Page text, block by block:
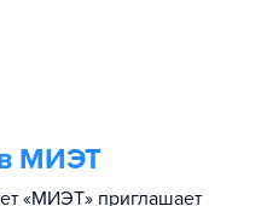
в МИЭТ
«МИЭТ» приглашает